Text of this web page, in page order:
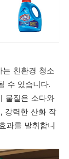
는 친환경 청소
수 있습니다.
물질은 소다와
강력한 산화 작
과를 발휘합니